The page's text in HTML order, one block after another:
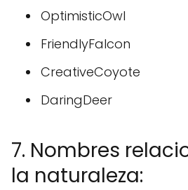
OptimisticOwl
FriendlyFalcon
CreativeCoyote
DaringDeer
7. Nombres
la naturaleza: